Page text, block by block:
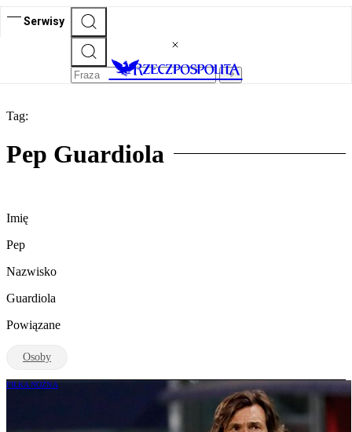
Serwisy
Tag:
Pep Guardiola
Imię
Pep
Nazwisko
Guardiola
Powiązane
Osoby
PIŁKA NOŻNA
Bałagan we włoskiej piłce. Andrea Pirlo